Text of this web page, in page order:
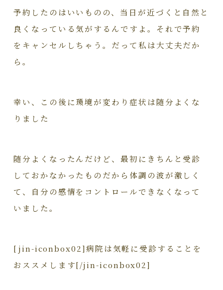
予約したのはいいものの、当日が近づくと自然と
良くなっている気がするんですよ。それで予約
をキャンセルしちゃう。だって私は大丈夫だか
ら。
幸い、この後に環境が変わり症状は随分よくな
りました
随分よくなったんだけど、最初にきちんと受診
しておかなかったものだから体調の波が激しく
て、自分の感情をコントロールできなくなって
いました。
[jin-iconbox02]病院は気軽に受診することを
おススメします[/jin-iconbox02]